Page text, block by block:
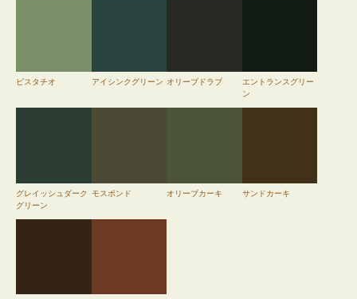
ピスタチオ アイシンクグリーン オリーブドラブ
エントランスグリー
ン
グレイッシュダーク
グリーン
モスポンド オリーブカーキ サンドカーキ